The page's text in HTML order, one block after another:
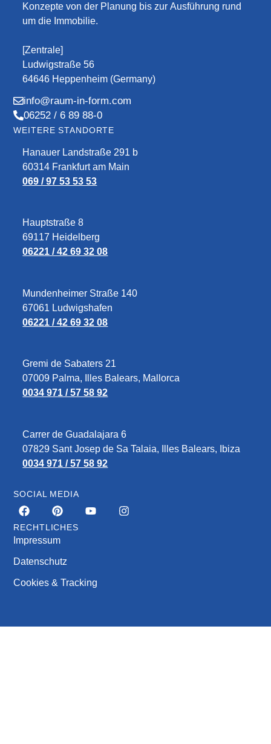
Konzepte von der Planung bis zur Ausführung rund
um die Immobilie.
[Zentrale]
Ludwigstraße 56
64646 Heppenheim (Germany)
info@raum-in-form.com
06252 / 6 89 88-0
WEITERE STANDORTE
Hanauer Landstraße 291 b
60314 Frankfurt am Main
069 / 97 53 53 53
Hauptstraße 8
69117 Heidelberg
06221 / 42 69 32 08
Mundenheimer Straße 140
67061 Ludwigshafen
06221 / 42 69 32 08
Gremi de Sabaters 21
07009 Palma, Illes Balears, Mallorca
0034 971 / 57 58 92
Carrer de Guadalajara 6
07829‎ Sant Josep de Sa Talaia, Illes Balears, Ibiza
0034 971 / 57 58 92
SOCIAL MEDIA
RECHTLICHES
Impressum
Datenschutz
Cookies & Tracking